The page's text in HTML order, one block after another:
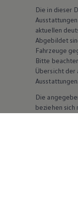
Die in dieser
aktuellen
Abgebildet
Fahrzeuge
Bitte
Übersicht der
Ausstattungen.
Die
beziehen sich